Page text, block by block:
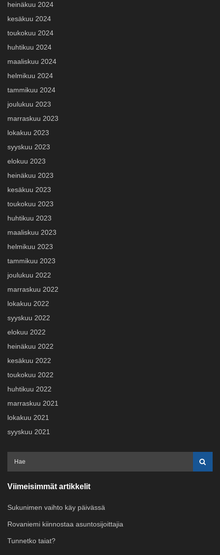
heinäkuu 2024
kesäkuu 2024
toukokuu 2024
huhtikuu 2024
maaliskuu 2024
helmikuu 2024
tammikuu 2024
joulukuu 2023
marraskuu 2023
lokakuu 2023
syyskuu 2023
elokuu 2023
heinäkuu 2023
kesäkuu 2023
toukokuu 2023
huhtikuu 2023
maaliskuu 2023
helmikuu 2023
tammikuu 2023
joulukuu 2022
marraskuu 2022
lokakuu 2022
syyskuu 2022
elokuu 2022
heinäkuu 2022
kesäkuu 2022
toukokuu 2022
huhtikuu 2022
marraskuu 2021
lokakuu 2021
syyskuu 2021
Viimeisimmät artikkelit
Sukunimen vaihto käy päivässä
Rovaniemi kiinnostaa asuntosijoittajia
Tunnetko taiat?